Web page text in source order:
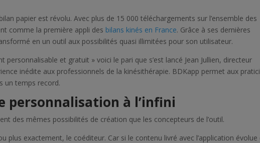
papier est révolu. Avec plus de 15 000 téléchargements sur l’ensemble des
comme la première appli des bilans kinés en France. Grâce à ses dernières
en un outil aux possibilités quasi illimitées pour son utilisateur.
et gratuit » voici le pari que s’est lancé Jean Jullien, directeur
inédite aux professionnels de la kinésithérapie. BDKapp permet aux
un temps record.
personnalisation à l’infini
des mêmes possibilités de création que les concepteurs de l’outil.
plus exactement, le coéditeur. Car si le contenu livré avec l’application évolue